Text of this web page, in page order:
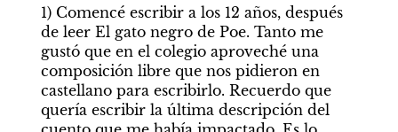
1) Comencé escribir a los 12 años, después
de leer El gato negro de Poe. Tanto me
gustó que en el colegio aproveché una
composición libre que nos pidieron en
castellano para escribirlo. Recuerdo que
quería escribir la última descripción del